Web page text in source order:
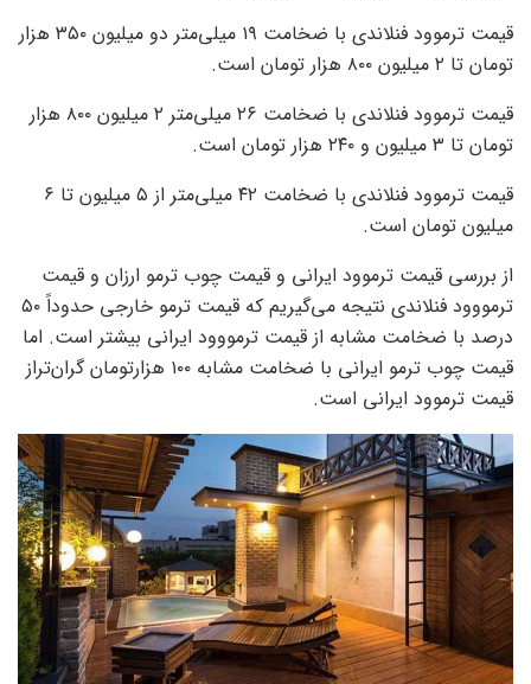
قیمت ترموود فنلاندی با ضخامت ۱۹ میلی‌متر دو میلیون ۳۵۰ هزار
تومان تا ۲ میلیون ۸۰۰ هزار تومان است.
قیمت ترموود فنلاندی با ضخامت ۲۶ میلی‌متر ۲ میلیون ۸۰۰ هزار
تومان تا ۳ میلیون و ۲۴۰ هزار تومان است.
قیمت ترموود فنلاندی با ضخامت ۴۲ میلی‌متر از ۵ میلیون تا ۶
میلیون تومان است.
از بررسی قیمت ترموود ایرانی و قیمت چوب ترمو ارزان و قیمت
ترمووود فنلاندی نتیجه می‌گیریم که قیمت ترمو خارجی حدوداً ۵۰
درصد با ضخامت مشابه از قیمت ترمووود ایرانی بیشتر است. اما
قیمت چوب ترمو ایرانی با ضخامت مشابه ۱۰۰ هزارتومان گران‌تراز
قیمت ترموود ایرانی است.